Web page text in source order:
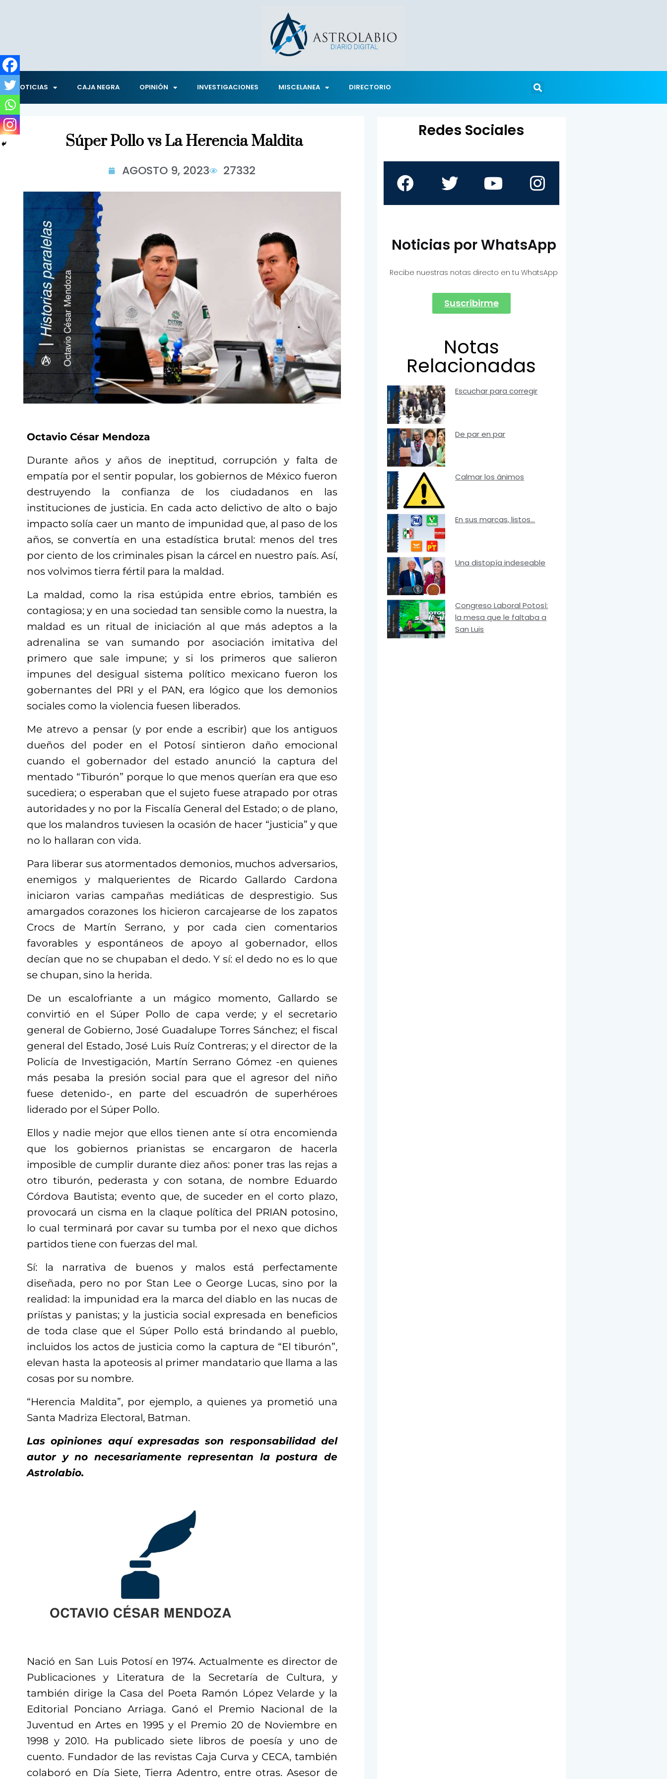
NOTICIAS CAJA NEGRA OPINIÓN INVESTIGACIONES MISCELANEA DIRECTORIO
Súper Pollo vs La Herencia Maldita
AGOSTO 9, 2023 27332
Octavio César Mendoza
Durante años y años de ineptitud, corrupción y falta de
empatía por el sentir popular, los gobiernos de México fueron
destruyendo la confianza de los ciudadanos en las
instituciones de justicia. En cada acto delictivo de alto o bajo
impacto solía caer un manto de impunidad que, al paso de los
años, se convertía en una estadística brutal: menos del tres
por ciento de los criminales pisan la cárcel en nuestro país. Así,
nos volvimos tierra fértil para la maldad.
La maldad, como la risa estúpida entre ebrios, también es
contagiosa; y en una sociedad tan sensible como la nuestra, la
maldad es un ritual de iniciación al que más adeptos a la
adrenalina se van sumando por asociación imitativa del
primero que sale impune; y si los primeros que salieron
impunes del desigual sistema político mexicano fueron los
gobernantes del PRI y el PAN, era lógico que los demonios
sociales como la violencia fuesen liberados.
Me atrevo a pensar (y por ende a escribir) que los antiguos
dueños del poder en el Potosí sintieron daño emocional
cuando el gobernador del estado anunció la captura del
mentado “Tiburón” porque lo que menos querían era que eso
sucediera; o esperaban que el sujeto fuese atrapado por otras
autoridades y no por la Fiscalía General del Estado; o de plano,
que los malandros tuviesen la ocasión de hacer “justicia” y que
no lo hallaran con vida.
Para liberar sus atormentados demonios, muchos adversarios,
enemigos y malquerientes de Ricardo Gallardo Cardona
iniciaron varias campañas mediáticas de desprestigio. Sus
amargados corazones los hicieron carcajearse de los zapatos
Crocs de Martín Serrano, y por cada cien comentarios
favorables y espontáneos de apoyo al gobernador, ellos
decían que no se chupaban el dedo. Y sí: el dedo no es lo que
se chupan, sino la herida.
De un escalofriante a un mágico momento, Gallardo se
convirtió en el Súper Pollo de capa verde; y el secretario
general de Gobierno, José Guadalupe Torres Sánchez; el fiscal
general del Estado, José Luis Ruíz Contreras; y el director de la
Policía de Investigación, Martín Serrano Gómez -en quienes
más pesaba la presión social para que el agresor del niño
fuese detenido-, en parte del escuadrón de superhéroes
liderado por el Súper Pollo.
Ellos y nadie mejor que ellos tienen ante sí otra encomienda
que los gobiernos prianistas se encargaron de hacerla
imposible de cumplir durante diez años: poner tras las rejas a
otro tiburón, pederasta y con sotana, de nombre Eduardo
Córdova Bautista; evento que, de suceder en el corto plazo,
provocará un cisma en la claque política del PRIAN potosino,
lo cual terminará por cavar su tumba por el nexo que dichos
partidos tiene con fuerzas del mal.
Sí: la narrativa de buenos y malos está perfectamente
diseñada, pero no por Stan Lee o George Lucas, sino por la
realidad: la impunidad era la marca del diablo en las nucas de
priístas y panistas; y la justicia social expresada en beneficios
de toda clase que el Súper Pollo está brindando al pueblo,
incluidos los actos de justicia como la captura de “El tiburón”,
elevan hasta la apoteosis al primer mandatario que llama a las
cosas por su nombre.
“Herencia Maldita”, por ejemplo, a quienes ya prometió una
Santa Madriza Electoral, Batman.
Las opiniones aquí expresadas son responsabilidad del
autor y no necesariamente representan la postura de
Astrolabio.
Nació en San Luis Potosí en 1974. Actualmente es director de
Publicaciones y Literatura de la Secretaría de Cultura, y
también dirige la Casa del Poeta Ramón López Velarde y la
Editorial Ponciano Arriaga. Ganó el Premio Nacional de la
Juventud en Artes en 1995 y el Premio 20 de Noviembre en
1998 y 2010. Ha publicado siete libros de poesía y uno de
cuento. Fundador de las revistas Caja Curva y CECA, también
colaboró en Día Siete, Tierra Adentro, entre otras. Asesor de
Redes Sociales
Noticias por WhatsApp
Recibe nuestras notas directo en tu WhatsApp
Suscribirme
Notas
Relacionadas
Escuchar para corregir
De par en par
Calmar los ánimos
En sus marcas, listos…
Una distopía indeseable
Congreso Laboral Potosí:
la mesa que le faltaba a
San Luis